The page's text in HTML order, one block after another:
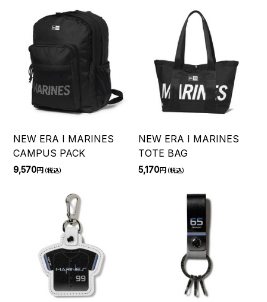
NEW ERA I MARINES
CAMPUS PACK
9,570円（税込）
NEW ERA I MARINES
TOTE BAG
5,170円（税込）